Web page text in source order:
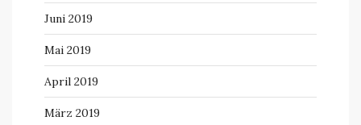
Juni 2019
Mai 2019
April 2019
März 2019